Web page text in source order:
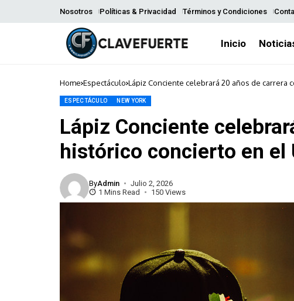
Nosotros Políticas & Privacidad Términos y Condiciones
Inicio
Home Espectáculo Lápiz Conciente celebrará 20 años de carrera
ESPECTÁCULO NEW YORK
Lápiz Conciente
histórico concierto en el
ByAdmin
Julio 2, 2026
1 Mins Read
150 Views